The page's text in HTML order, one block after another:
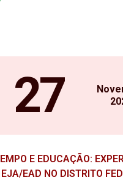
27
E EDUCAÇÃO:
EAD NO DISTRITO